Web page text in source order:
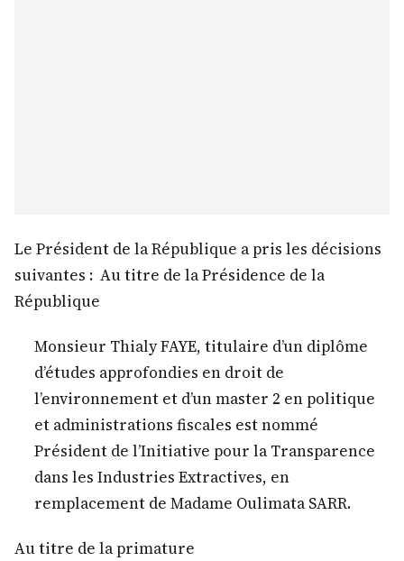
Le Président de la République a pris les décisions
suivantes : Au titre de la Présidence de la
République
Monsieur Thialy FAYE, titulaire d’un diplôme
d’études approfondies en droit de
l’environnement et d’un master 2 en politique
et administrations fiscales est nommé
Président de l’Initiative pour la Transparence
dans les Industries Extractives, en
remplacement de Madame Oulimata SARR.
Au titre de la primature